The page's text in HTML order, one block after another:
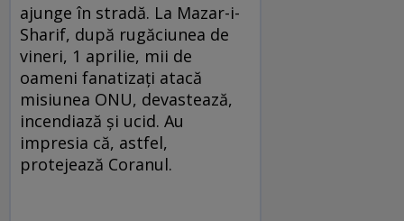
ajunge în stradă. La Mazar-i-
Sharif, după rugăciunea de
vineri, 1 aprilie, mii de
oameni fanatizaţi atacă
misiunea ONU, devastează,
incendiază şi ucid. Au
impresia că, astfel,
protejează Coranul.